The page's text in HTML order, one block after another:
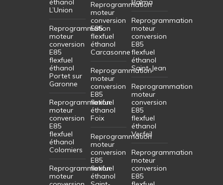
éthanol
L’Union
Reprogrammation
moteur
conversion
E85
flexfuel
éthanol
Portet sur
Garonne
Reprogrammation
moteur
conversion
E85
flexfuel
éthanol
Colomiers
Reprogrammation
moteur
Reprogrammation
moteur
conversion
E85
flexfuel
éthanol
Carcasonne
Reprogrammation
moteur
conversion
E85
flexfuel
éthanol
Foix
Reprogrammation
moteur
conversion
E85
flexfuel
éthanol
Balma
Reprogrammation
moteur
conversion
E85
flexfuel
éthanol
Saint-Jean
Reprogrammation
moteur
conversion
E85
flexfuel
éthanol
Verfeil
Reprogrammation
moteur
conversion
E85